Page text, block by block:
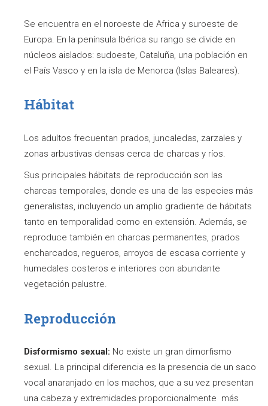
Se encuentra en el noroeste de Africa y suroeste de
Europa. En la península Ibérica su rango se divide en
núcleos aislados: sudoeste, Cataluña, una población en
el País Vasco y en la isla de Menorca (Islas Baleares).
Hábitat
Los adultos frecuentan prados, juncaledas, zarzales y
zonas arbustivas densas cerca de charcas y ríos.
Sus principales hábitats de reproducción son las
charcas temporales, donde es una de las especies más
generalistas, incluyendo un amplio gradiente de hábitats
tanto en temporalidad como en extensión. Además, se
reproduce también en charcas permanentes, prados
encharcados, regueros, arroyos de escasa corriente y
humedales costeros e interiores con abundante
vegetación palustre.
Reproducción
Disformismo sexual: No existe un gran dimorfismo
sexual. La principal diferencia es la presencia de un saco
vocal anaranjado en los machos, que a su vez presentan
una cabeza y extremidades proporcionalmente más